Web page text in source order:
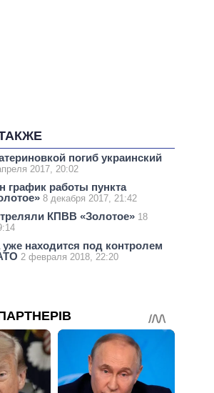
погиб украинский
2017, 20:02
график работы пункта
8 декабря 2017, 21:42
КПВВ «Золотое» 18
уже находится под контролем
2 февраля 2018, 22:20